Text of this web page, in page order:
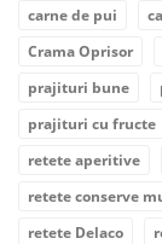
carne de pui
Crama Oprisor
prajituri bune
prajituri cu fructe
retete aperitive
retete conserve
retete Delaco